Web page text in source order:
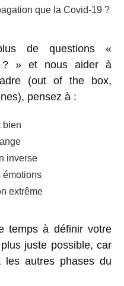
que la Covid-19 ?
de questions «
? » et nous aider à
(out of the box,
pensez à :
bien
inverse
émotions
extrême
temps à définir votre
juste possible, car
les autres phases du